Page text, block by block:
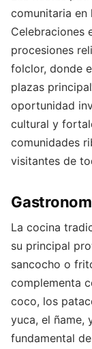
comunitaria en
Celebraciones
procesiones
folclor, donde
plazas
oportunidad
cultural y
comunidades
visitantes de
La cocina
su principal
sancocho o
complementa
coco, los
yuca, el ñame,
fundamental